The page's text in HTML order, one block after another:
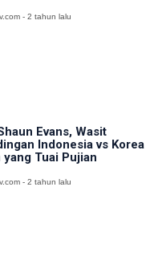
- 2 tahun lalu
Evans, Wasit
Indonesia vs Korea
yang Tuai Pujian
- 2 tahun lalu